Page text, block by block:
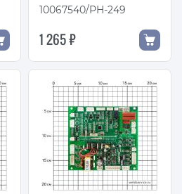
10067540/PH-249
1 265 ₽